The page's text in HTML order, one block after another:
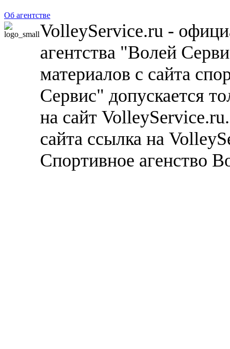
Об агентстве
VolleyService.ru -
агентства "Волей
материалов с сайта
Сервис" допускается
на сайт
сайта ссылка на
Спортивное агенство